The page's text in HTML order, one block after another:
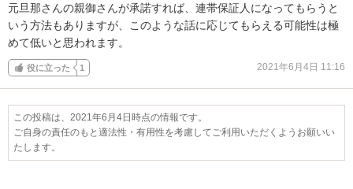
元旦那さんの親御さんが承諾すれば、連帯保証人になってもらうと
いう方法もありますが、このような話に応じてもらえる可能性は極
めて低いと思われます。
役に立った 1 2021年6月4日 11:16
この投稿は、2021年6月4日時点の情報です。
ご自身の責任のもと適法性・有用性を考慮してご利用いただくようお願いい
たします。